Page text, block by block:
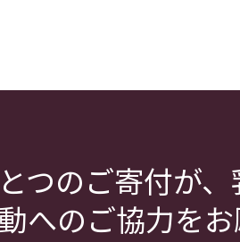
つのご寄付が、
へのご協力をお